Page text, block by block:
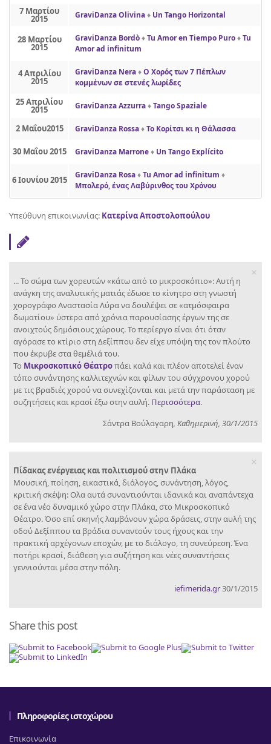
7 Μαρτίου
2015 GraviDanza Olivina♦ Un Tango Horizontal
28 Μαρτίου
2015
GraviDanza Bordò♦Tu Amor en Tiempo Puro♦Tu
Amor ad infinitum
4 Απριλίου
2015
GraviDanza Nera♦Ο Χορός των 7 Πέπλων
κομμένων σε στενές λωρίδες
25 Απριλίου
2015 GraviDanza Azzurra♦Tango Spaziale
2 Μαΐου2015 GraviDanza Rossa♦Το Κορίτσι κι η Θάλασσα
30 Μαΐου 2015 GraviDanza Marrone♦ Un Tango Explícito
6 Ιουνίου 2015 GraviDanza Rosa♦Tu Amor ad infinitum ♦
Μπολερό, ένας Λαβύρινθος του Χρόνου
Υπεύθυνη επικοινωνίας: Κατερίνα Αποστολοπούλου
... Το σώμα των χορευτών «κάτω από το μικροσκόπιο»: Αυτή η
ανάγκη της αναλυτικής ματιάς έδωσε το κίνητρο στη γνωστή
χορογράφο Αναστασία Λύρα να δουλέψει σε «ατμόσφαιρα
δωματίου» ύστερα από χρόνια παρουσίασης έργων της σε
ανοιχτούς δημόσιους χώρους. Το περίεργο είναι ότι όταν
αγόρασε το κτίριο στη Δεξίππου δεν είχε υπόψη της τον πλούτο
που έκρυβε στα θεμέλιά του.
Το Μικροσκοπικό Θέατροπάει καλά και πλέον αποτελεί έναν
τόπο συνάντησης καλλιτεχνών και φίλων του σύγχρονου χορού
με τις βραδιές χορού να συνεχίζονται και μετά την παράσταση με
συζητήσεις και κρασί έξω στην αυλή. Περισσότερα.
Σάντρα Βούλαγαρη, Καθημερινή, 30/1/2015
×
Πίδακας ενέργειας και πολιτισμού στην Πλάκα
Μουσική, ποίηση, εικαστικά, διάλογος, συνάντηση, λόγος,
κριτική σκέψη: Ολα αυτά συναντιούνται ιδανικά και αναπάντεχα
σε ένα νέο δυναμικό χώρο στην Πλάκα, στο Μικροσκοπικό
Θέατρο. Όσο επί σκηνής λαμβάνουν χώρα δράσεις, στην αυλή της
οδού Δεξίππου τα βράδια συναντούν τους ήχους και την
πρακτική αρχέγονων εποχών, με το διάλογο, τη συνεύρεση. Ένα
ποτήρι κρασί, διάθεση για συζήτηση και νέες συναντήσεις
γεννιούνται μέσα στην πόλη.
iefimerida.gr30/1/2015
×
Share this post
Πληροφορίες ιστοχώρου
Επικοινωνία